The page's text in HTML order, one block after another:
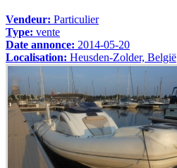
Vendeur: Particulier
Type: vente
Date annonce: 2014-05-20
Localisation: Heusden-Zolder, België